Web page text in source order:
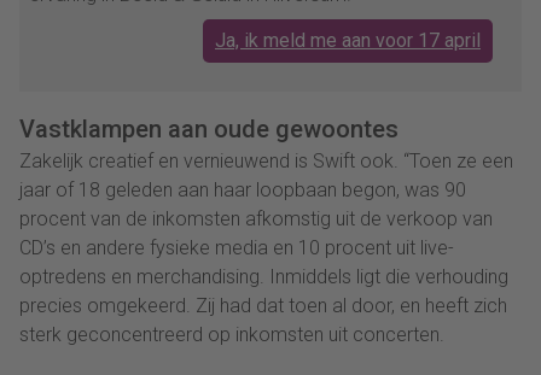
Ja, ik meld me aan voor 17 april
Vastklampen aan oude gewoontes
Zakelijk creatief en vernieuwend is Swift ook. “Toen ze een
jaar of 18 geleden aan haar loopbaan begon, was 90
procent van de inkomsten afkomstig uit de verkoop van
CD’s en andere fysieke media en 10 procent uit live-
optredens en merchandising. Inmiddels ligt die verhouding
precies omgekeerd. Zij had dat toen al door, en heeft zich
sterk geconcentreerd op inkomsten uit concerten.